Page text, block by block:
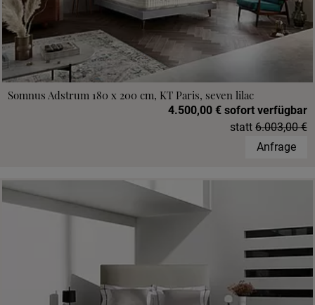
Somnus Adstrum 180 x 200 cm, KT Paris, seven lilac
4.500,00 € sofort verfügbar
statt 6.003,00 €
Anfrage